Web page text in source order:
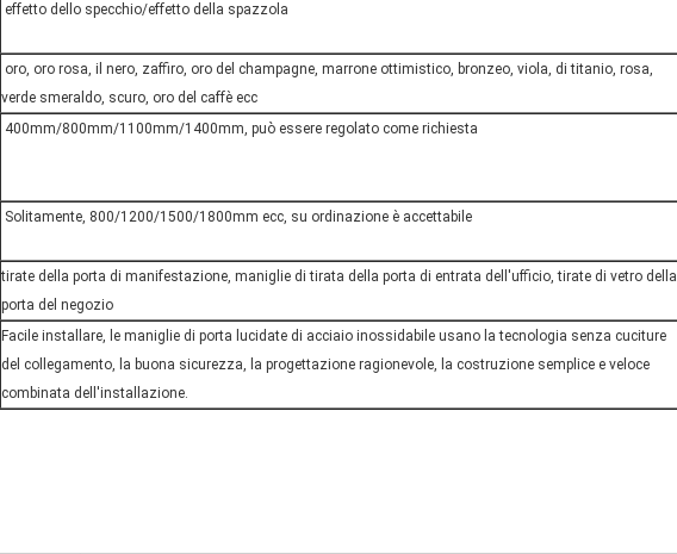
effetto dello specchio/effetto della spazzola
oro, oro rosa, il nero, zaffiro, oro del champagne, marrone ottimistico, bronzeo, viola, di titanio, rosa,
verde smeraldo, scuro, oro del caffè ecc
400mm/800mm/1100mm/1400mm, può essere regolato come richiesta
Solitamente, 800/1200/1500/1800mm ecc, su ordinazione è accettabile
tirate della porta di manifestazione, maniglie di tirata della porta di entrata dell'ufficio, tirate di vetro della
porta del negozio
Facile installare, le maniglie di porta lucidate di acciaio inossidabile usano la tecnologia senza cuciture
del collegamento, la buona sicurezza, la progettazione ragionevole, la costruzione semplice e veloce
combinata dell'installazione.